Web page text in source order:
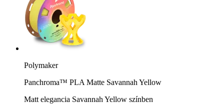
Polymaker
Panchroma™ PLA Matte Savannah Yellow
Matt elegancia Savannah Yellow színben